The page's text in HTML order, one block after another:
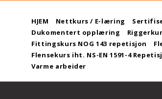
HJEM Nettkurs / E-læring
Dukomentert opplæring
Fittingskurs NOG 143 repetisjon
Flensekurs iht. NS-EN 1591-4
Varme arbeider